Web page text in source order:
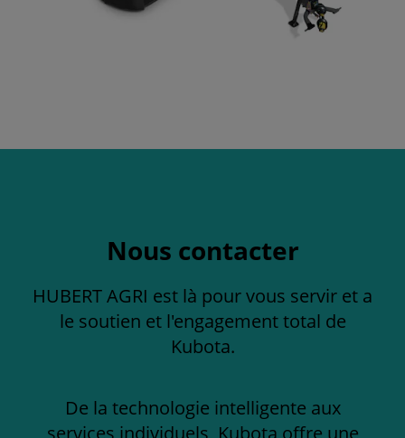
Nous contacter
HUBERT AGRI est là pour vous servir et a
le soutien et l'engagement total de
Kubota.
De la technologie intelligente aux
services individuels, Kubota offre une